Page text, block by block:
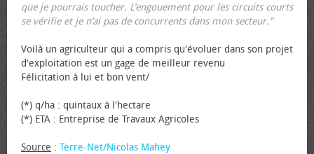
que je pourrais toucher. L’engouement pour les circuits courts
se vérifie et je n’ai pas de concurrents dans mon secteur."
Voilà un agriculteur qui a compris qu'évoluer dans son projet
d'exploitation est un gage de meilleur revenu
Félicitation à lui et bon vent/
(*) q/ha : quintaux à l'hectare
(*) ETA : Entreprise de Travaux Agricoles
Source : Terre-Net/Nicolas Mahey